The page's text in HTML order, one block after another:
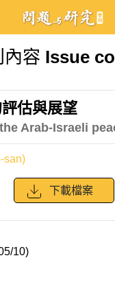
內容 Issue
估與展望
Arab-Israeli
san)
下載檔案
10)